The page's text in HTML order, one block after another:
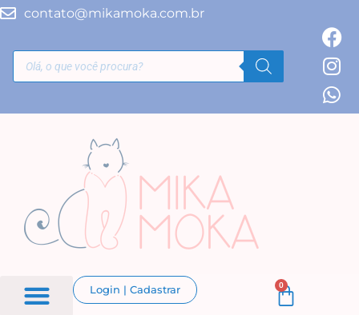
contato@mikamoka.com.br
Login | Cadastrar 0